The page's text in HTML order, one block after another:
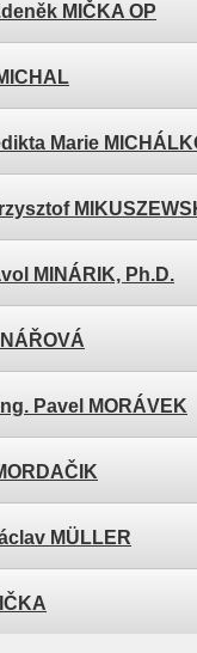
MIČKA OP
Marie
MINÁRIK, Ph.D.
Pavel MORÁVEK
MÜLLER